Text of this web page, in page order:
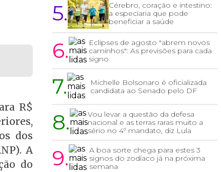
R$
dos
A
do
5.
Cérebro, coração e intestino:
a especiaria que pode
beneficiar a saúde
6.
Eclipses de agosto "abrem novos
caminhos": As previsões para cada
signo
7.
Michelle Bolsonaro é oficializada
candidata ao Senado pelo DF
8.
Vou levar a questão da defesa
nacional e as terras raras muito a
sério no 4º mandato, diz Lula
9.
A boa sorte chega para estes 3
signos do zodíaco já na próxima
semana